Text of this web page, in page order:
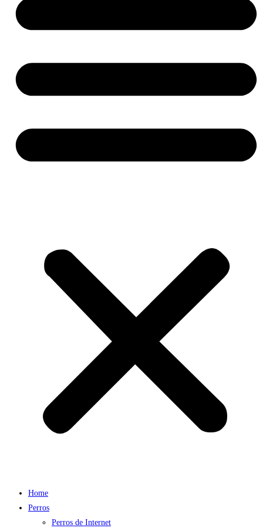
Home
Perros
Perros de Internet